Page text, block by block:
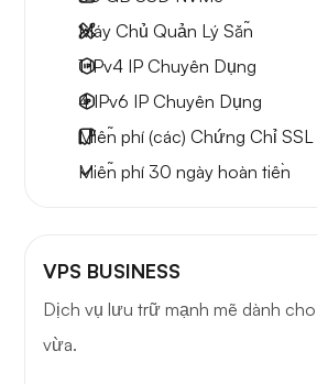
Máy Chủ Quản Lý Sẵn
1 IPv4 IP Chuyên Dụng
4 IPv6 IP Chuyên Dụng
Miễn phí (các) Chứng Chỉ SSL
Miễn phí 30 ngày hoàn tiền
VPS BUSINESS
Dịch vụ lưu trữ mạnh mẽ dành
vừa.